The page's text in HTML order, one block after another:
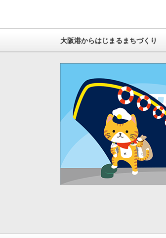
大阪港からはじまるまちづくり